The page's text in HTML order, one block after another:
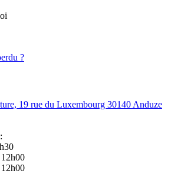
?
19 rue du Luxembourg 30140 Anduze